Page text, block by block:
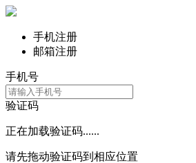
手机注册
邮箱注册
手机号
验证码
正在加载验证码......
请先拖动验证码到相应位置